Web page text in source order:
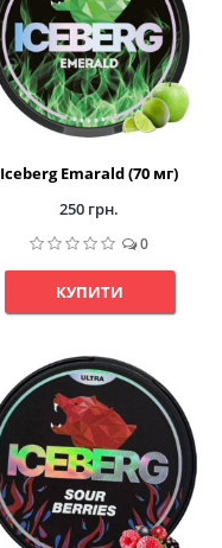
Iceberg Emarald (70 мг)
250 грн.
0
КУПИТИ